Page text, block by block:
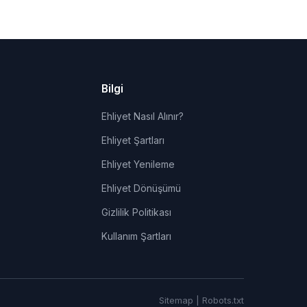
Bilgi
Ehliyet Nasıl Alınır?
Ehliyet Şartları
Ehliyet Yenileme
Ehliyet Dönüşümü
Gizlilik Politikası
Kullanım Şartları
Sitemap Robots.txt